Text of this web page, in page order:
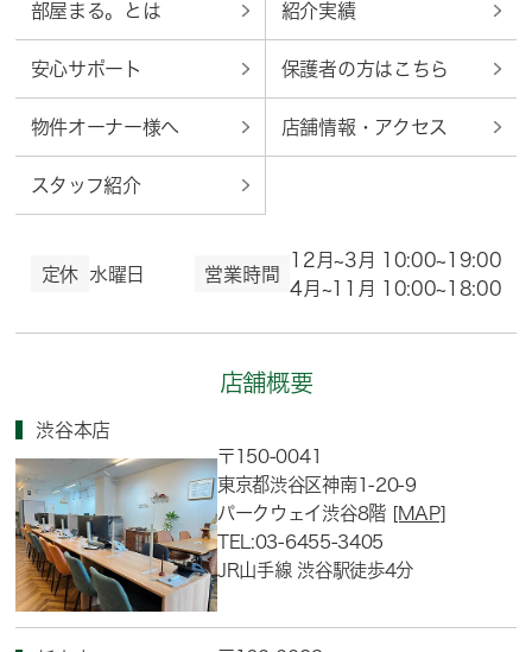
部屋まる。とは 紹介実績
安心サポート 保護者の方はこちら
物件オーナー様へ 店舗情報・アクセス
スタッフ紹介
定休 水曜日 営業時間
12月~3月 10:00~19:00
4月~11月 10:00~18:00
店舗概要
渋谷本店
〒150-0041
東京都渋谷区神南1-20-9
パークウェイ渋谷8階 [MAP]
TEL:03-6455-3405
JR山手線 渋谷駅徒歩4分